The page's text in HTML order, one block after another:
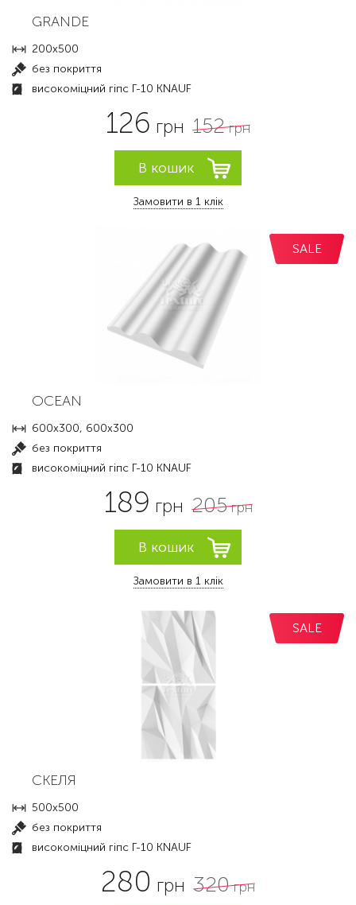
GRANDE
200x500
без покриття
високоміцний гіпс Г-10 KNAUF
126 грн 152грн
Замовити в 1 клік
SALE
OCEAN
600x300, 600x300
без покриття
високоміцний гіпс Г-10 KNAUF
189 грн 205грн
Замовити в 1 клік
SALE
СКЕЛЯ
500x500
без покриття
високоміцний гіпс Г-10 KNAUF
280 грн 320грн